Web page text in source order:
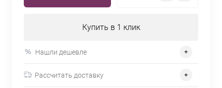
Купить в 1 клик
Нашли дешевле
Рассчитать доставку